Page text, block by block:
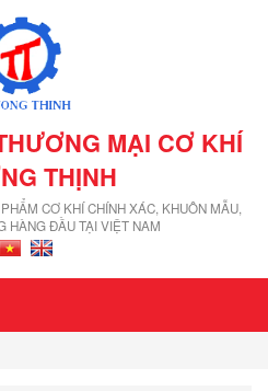
MẠI CƠ KHÍ
THỊNH
CƠ KHÍ CHÍNH XÁC, KHUÔN MẪU,
HÀNG ĐẦU TẠI VIỆT NAM